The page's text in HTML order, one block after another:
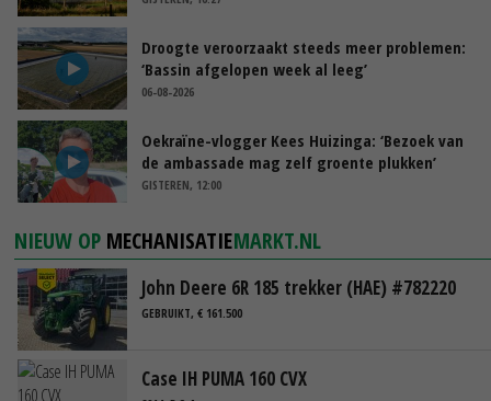
Droogte veroorzaakt steeds meer problemen:
‘Bassin afgelopen week al leeg’
06-08-2026
Oekraïne-vlogger Kees Huizinga: ‘Bezoek van
de ambassade mag zelf groente plukken’
GISTEREN, 12:00
NIEUW OP MECHANISATIEMARKT.NL
John Deere 6R 185 trekker (HAE) #782220
GEBRUIKT, € 161.500
Case IH PUMA 160 CVX